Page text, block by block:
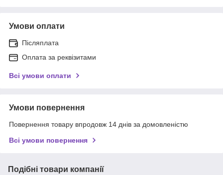
Умови оплати
Післяплата
Оплата за реквізитами
Всі умови оплати
Умови повернення
Повернення товару впродовж 14 днів за домовленістю
Всі умови повернення
Подібні товари компанії